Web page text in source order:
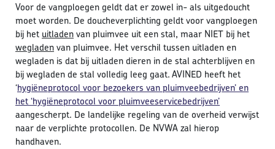
Voor de vangploegen geldt dat er zowel in- als uitgedoucht
moet worden. De doucheverplichting geldt voor vangploegen
bij het uitladenvan pluimvee uit een stal, maar NIET bij het
wegladenvan pluimvee. Het verschil tussen uitladen en
wegladen is dat bij uitladen dieren in de stal achterblijven en
bij wegladen de stal volledig leeg gaat. AVINED heeft het
‘hygiëneprotocol voor bezoekers van pluimveebedrijven’ en
het ‘hygiëneprotocol voor pluimveeservicebedrijven’
aangescherpt. De landelijke regeling van de overheid verwijst
naar de verplichte protocollen. De NVWA zal hierop
handhaven.